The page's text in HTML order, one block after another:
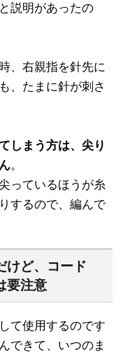
説明があったの
、右親指を針先に
、たまに針が刺さ
しまう方は、尖り
。
っているほうが糸
するので、編んで
けど、コード
要注意
て使用するのです
できて、いつのま